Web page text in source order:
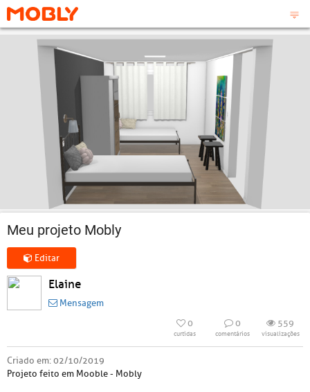
Meu projeto Mobly
Editar
Elaine
Mensagem
0
curtidas
0
comentários
559
visualizações
Criado em:02/10/2019
Projeto feito em Mooble - Mobly